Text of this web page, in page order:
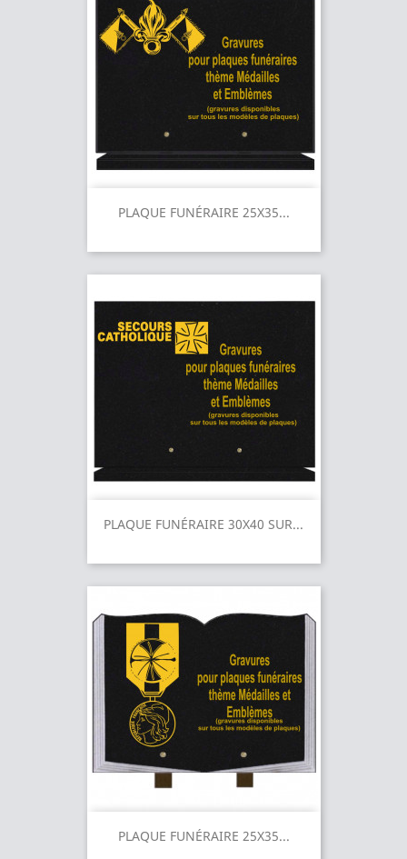
PLAQUE FUNÉRAIRE 25X35...
PLAQUE FUNÉRAIRE 30X40 SUR...
PLAQUE FUNÉRAIRE 25X35...